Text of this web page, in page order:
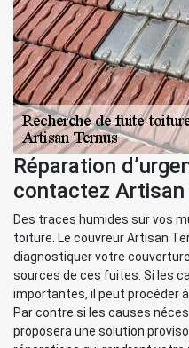
Réparation
contactez Artisan
Des traces humides sur vos
toiture. Le couvreur Artisan
diagnostiquer votre
sources de ces fuites. Si les
importantes, il peut procéder
Par contre si les causes
proposera une solution